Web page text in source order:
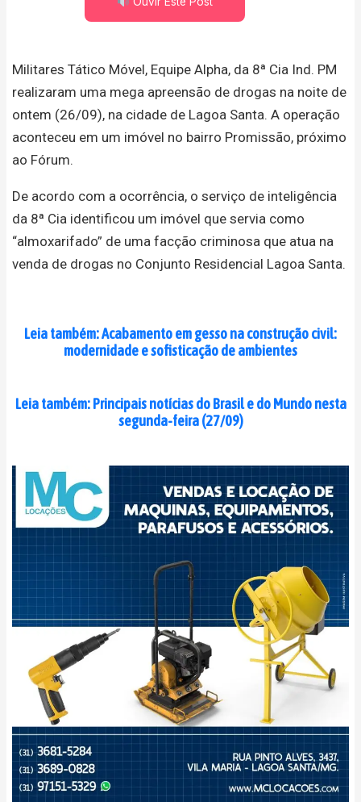
Militares Tático Móvel, Equipe Alpha, da 8ª Cia Ind. PM
realizaram uma mega apreensão de drogas na noite de
ontem (26/09), na cidade de Lagoa Santa. A operação
aconteceu em um imóvel no bairro Promissão, próximo
ao Fórum.
De acordo com a ocorrência, o serviço de inteligência
da 8ª Cia identificou um imóvel que servia como
“almoxarifado” de uma facção criminosa que atua na
venda de drogas no Conjunto Residencial Lagoa Santa.
Leia também: Acabamento em gesso na construção civil:
modernidade e sofisticação de ambientes
Leia também: Principais notícias do Brasil e do Mundo nesta
segunda-feira (27/09)